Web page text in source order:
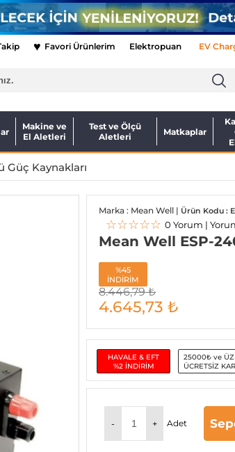
♥ Favori Ürünlerim Elektropuan EV
Makine ve
El Aletleri
Test ve Ölçü
Aletleri
Matkaplar
Güç Kaynakları
Marka : Mean Well | Ürün Kodu :
☆☆☆☆☆ 0 Yorum |
Mean Well ESP-
%45
İNDİRİM
8.446,79₺
4.645,73 ₺
HAVALE & EFT
%2 İNDİRİM
25000₺ ve
ÜCRETSİZ
- + Adet